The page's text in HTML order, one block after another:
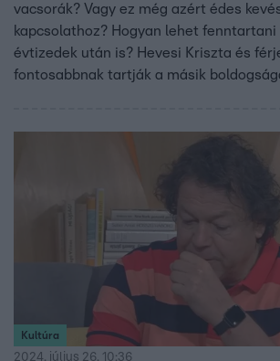
vacsorák? Vagy ez még azért édes
kapcsolathoz? Hogyan lehet
évtizedek után is? Hevesi Kriszta és
fontosabbnak tartják a másik
elviselésében rejlik. De vajon hogyan
Kultúra
2024. július 26. 10:36